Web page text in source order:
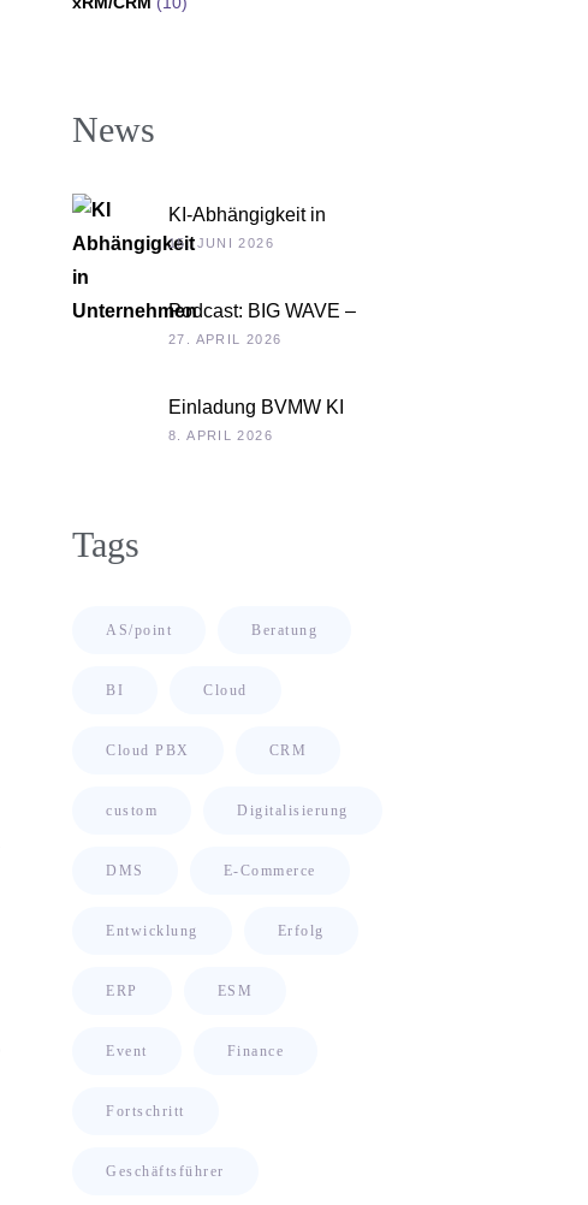
News
KI-Abhängigkeit in
Unternehmen
15. JUNI 2026
Podcast: BIG WAVE –
Unternehmenskultur als
27. APRIL 2026
Einladung BVMW KI
Roadshow 2026: KI im
8. APRIL 2026
Tags
AS/point Beratung
BI Cloud
Cloud PBX CRM
custom Digitalisierung
DMS E-Commerce
Entwicklung Erfolg
ERP ESM
Event Finance
Fortschritt
Geschäftsführer